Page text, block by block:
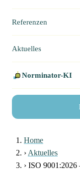
Referenzen
Aktuelles
Norminator-KI
Home
› Aktuelles
› ISO 9001:2026